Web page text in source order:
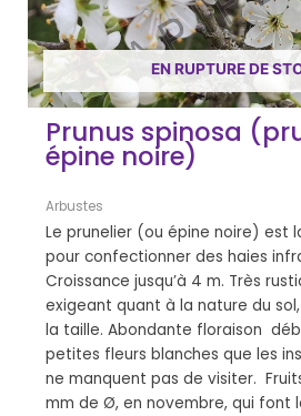
EN RUPTURE DE
Prunus spinosa
épine noire)
Arbustes
Le prunelier (ou épine noire) est
pour confectionner des haies
Croissance jusqu’à 4 m. Très
exigeant quant à la nature du
la taille. Abondante floraison
petites fleurs blanches que les
ne manquent pas de visiter.
mm de Ø, en novembre, qui font